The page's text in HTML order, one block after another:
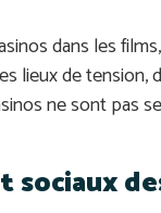
dans les
lieux de tension,
ne sont pas